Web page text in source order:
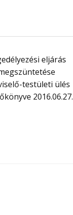
eljárás
testületi ülés
2016.06.27.